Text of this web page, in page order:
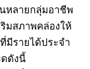
หลายกลุ่มอาชีพ
มสภาพคล่องให้
มีรายได้ประจำ
ดังนี้